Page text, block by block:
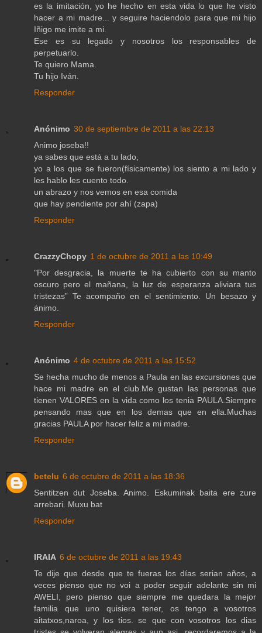
es la imitación, yo he hecho en esta vida lo que he visto
hacer a mi madre... y seguire haciendolo para que mi hijo
Iñigo me imite a mi.
Ese es su legado y nosotros los responsables de
perpetuarlo.
Te quiero Mama.
Tu hijo Iván.
Responder
Anónimo 30 de septiembre de 2011 a las 22:13
Animo joseba!!
ya sabes que está a tu lado,
yo a los que se fueron(físicamente) los siento a mi lado y
les hablo les cuento todo.
un abrazo y nos vemos en esa comida
que hay pendiente por ahí (zapa)
Responder
CrazzyChopy 1 de octubre de 2011 a las 10:49
"Por desgracia, la muerte te ha cubierto con su manto
oscuro pero el mañana, la luz de esperanza aliviara tus
tristezas” Te acompaño en el sentimiento. Un besazo y
ánimo.
Responder
Anónimo 4 de octubre de 2011 a las 15:52
Se hecha mucho de menos a Paula en las excursiones que
hace mi madre en el club.Me gustan las personas que
tienen VALORES en la vida como los tenia PAULA.Siempre
pensando mas que en los demas que en ella.Muchas
gracias PAULA por hacer feliz a mi madre.
Responder
betelu 6 de octubre de 2011 a las 18:36
Sentitzen dut Joseba. Animo. Eskuminak baita ere zure
arrebari. Muxu bat
Responder
IRAIA 6 de octubre de 2011 a las 19:43
Te dije que desde que te fueras los días serian años, a
veces pienso que no voi a poder seguir adelante sin mi
AWELI, pero pienso que siempre me quedara la mejor
familia que uno quisiera tener, os tengo a vosotros
aitatxos,naroa, y los tios. se que con vosotros los dias